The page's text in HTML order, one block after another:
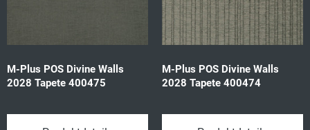
M-Plus POS Divine Walls
2028 Tapete 400475
M-Plus POS Divine Walls
2028 Tapete 400474